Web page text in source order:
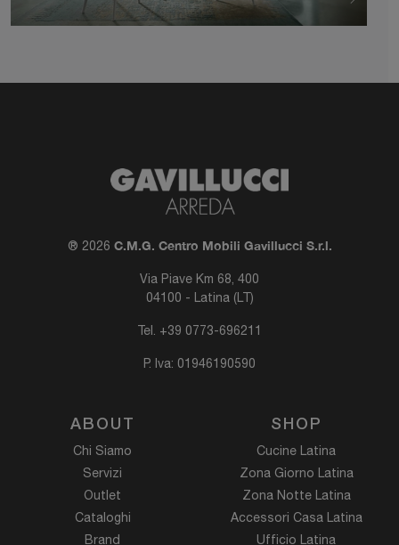
® 2026 C.M.G. Centro Mobili Gavillucci S.r.l.
Via Piave Km 68, 400
04100 - Latina (LT)
Tel. +39 0773-696211
P. Iva: 01946190590
ABOUT
Chi Siamo
Servizi
Outlet
Cataloghi
Brand
SHOP
Cucine Latina
Zona Giorno Latina
Zona Notte Latina
Accessori Casa Latina
Ufficio Latina